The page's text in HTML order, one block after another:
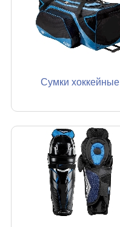
Сумки хоккейные